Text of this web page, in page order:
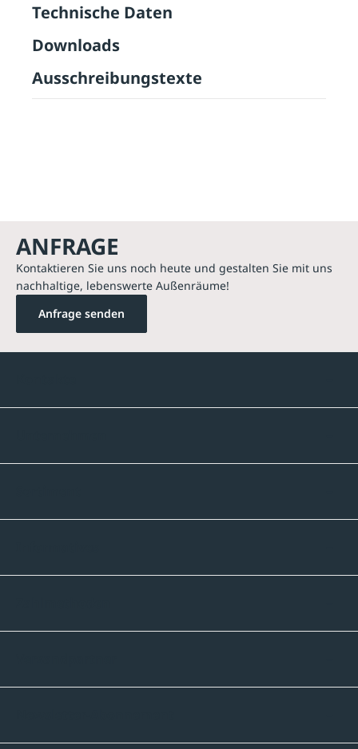
Technische Daten
Downloads
Ausschreibungstexte
ANFRAGE
Kontaktieren Sie uns noch heute und gestalten Sie mit uns
nachhaltige, lebenswerte Außenräume!
Anfrage senden